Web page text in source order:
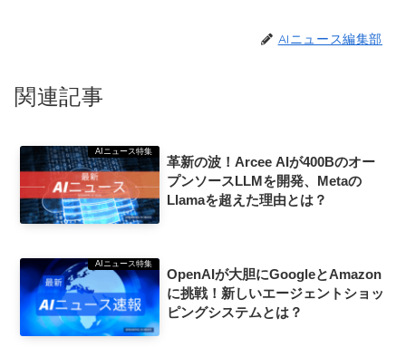
AIニュース編集部
関連記事
AIニュース特集
革新の波！Arcee AIが400Bのオー
プンソースLLMを開発、Metaの
Llamaを超えた理由とは？
AIニュース特集
OpenAIが大胆にGoogleとAmazon
に挑戦！新しいエージェントショッ
ピングシステムとは？